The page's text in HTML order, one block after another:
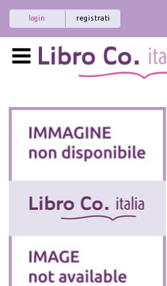
registrati
login